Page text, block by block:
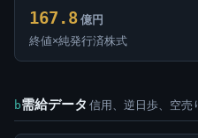
167.8 億円
終値×純発行済株式
b需給データ 信用、逆日歩、空売